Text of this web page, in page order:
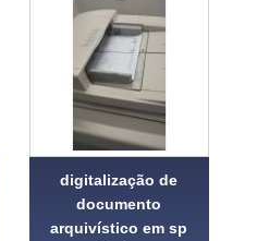
digitalização de
documento
arquivístico em sp